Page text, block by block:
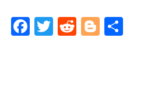
F T R Bl